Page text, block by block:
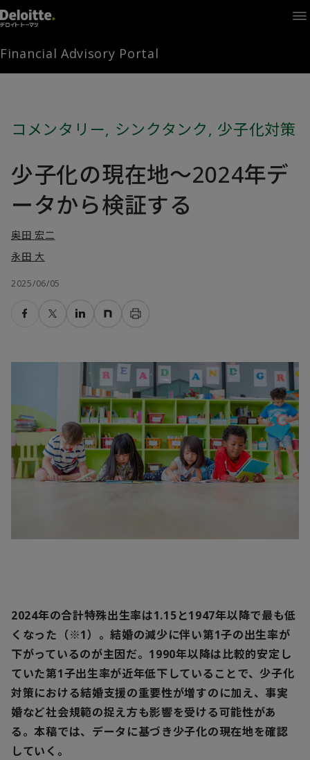
Home
Times
Channel
Library
お問い合わせ
FAMとは
FA Portal
Financial Advisory Portal
コメンタリー, シンクタンク, 少子化対策
少子化の現在地～2024年デ
ータから検証する
奥田 宏二
永田 大
2025/06/05
2024年の合計特殊出生率は1.15と1947年以降で最も低
くなった（※1）。結婚の減少に伴い第1子の出生率が
下がっているのが主因だ。1990年以降は比較的安定し
ていた第1子出生率が近年低下していることで、少子化
対策における結婚支援の重要性が増すのに加え、事実
婚など社会規範の捉え方も影響を受ける可能性があ
る。本稿では、データに基づき少子化の現在地を確認
していく。